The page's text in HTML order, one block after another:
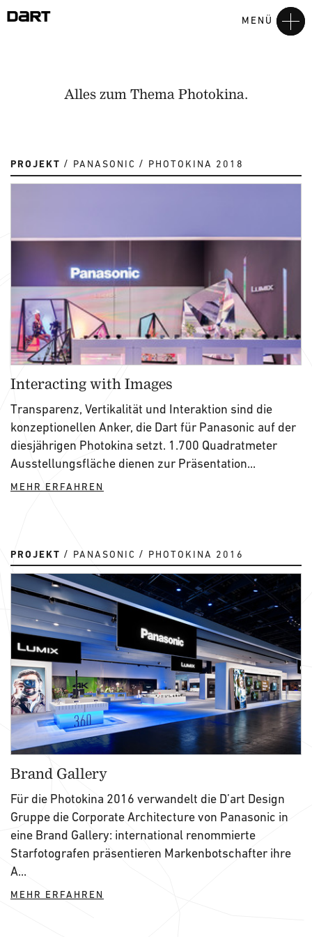
MENÜ
Alles zum Thema Photokina.
PROJEKT PANASONIC PHOTOKINA 2018
Interacting with Images
Transparenz, Vertikalität und Interaktion sind die
konzeptionellen Anker, die Dart für Panasonic auf der
diesjährigen Photokina setzt. 1.700 Quadratmeter
Ausstellungsfläche dienen zur Präsentation...
MEHR ERFAHREN
PROJEKT PANASONIC PHOTOKINA 2016
Brand Gallery
Für die Photokina 2016 verwandelt die D’art Design
Gruppe die Corporate Architecture von Panasonic in
eine Brand Gallery: international renommierte
Starfotografen präsentieren Markenbotschafter ihre
A...
MEHR ERFAHREN